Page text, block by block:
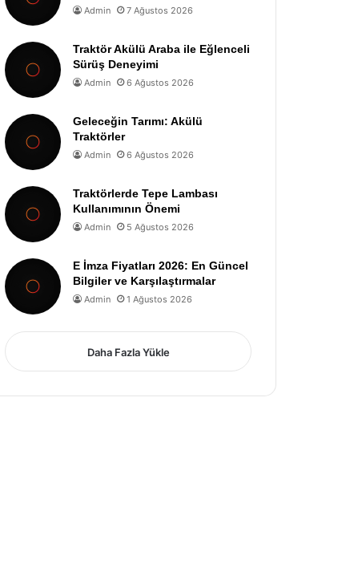
Admin 7 Ağustos 2026
Traktör Akülü Araba ile Eğlenceli
Sürüş Deneyimi
Admin 6 Ağustos 2026
Geleceğin Tarımı: Akülü
Traktörler
Admin 6 Ağustos 2026
Traktörlerde Tepe Lambası
Kullanımının Önemi
Admin 5 Ağustos 2026
E İmza Fiyatları 2026: En Güncel
Bilgiler ve Karşılaştırmalar
Admin 1 Ağustos 2026
Daha Fazla Yükle